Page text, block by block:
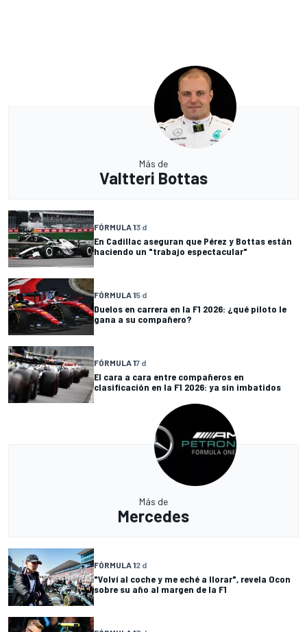
Más de
Valtteri Bottas
FÓRMULA 13 d
En Cadillac aseguran que Pérez y Bottas están
haciendo un "trabajo espectacular"
FÓRMULA 15 d
Duelos en carrera en la F1 2026: ¿qué piloto le
gana a su compañero?
FÓRMULA 17 d
El cara a cara entre compañeros en
clasificación en la F1 2026: ya sin imbatidos
Más de
Mercedes
FÓRMULA 12 d
"Volví al coche y me eché a llorar", revela Ocon
sobre su año al margen de la F1